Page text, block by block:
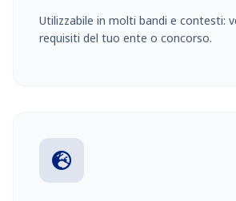
Utilizzabile in molti bandi e contesti:
requisiti del tuo ente o concorso.